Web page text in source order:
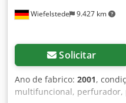
Wiefelstede 9.427 km
Solicitar
Ano de fabrico: 2001,
multifuncional,